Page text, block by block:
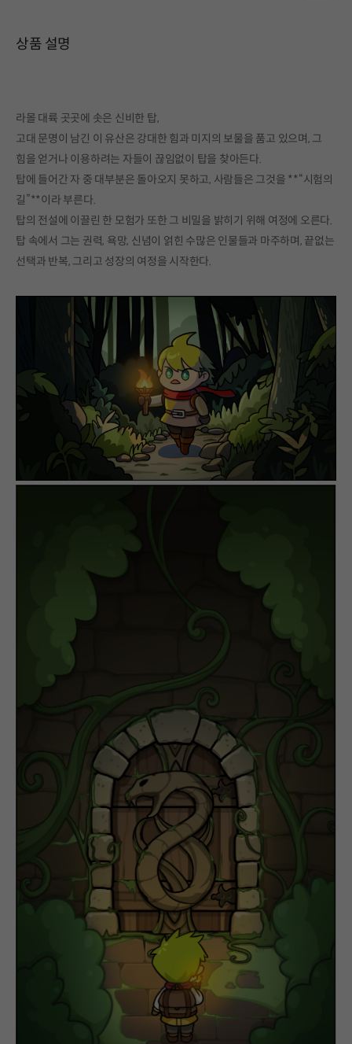
상품 설명
라몰 대륙 곳곳에 솟은 신비한 탑,
고대 문명이 남긴 이 유산은 강대한 힘과 미지의 보물을 품고 있으며, 그
힘을 얻거나 이용하려는 자들이 끊임없이 탑을 찾아든다.
탑에 들어간 자 중 대부분은 돌아오지 못하고, 사람들은 그것을 **“시험의
길”**이라 부른다.
탑의 전설에 이끌린 한 모험가 또한 그 비밀을 밝히기 위해 여정에 오른다.
탑 속에서 그는 권력, 욕망, 신념이 얽힌 수많은 인물들과 마주하며, 끝없는
선택과 반복, 그리고 성장의 여정을 시작한다.